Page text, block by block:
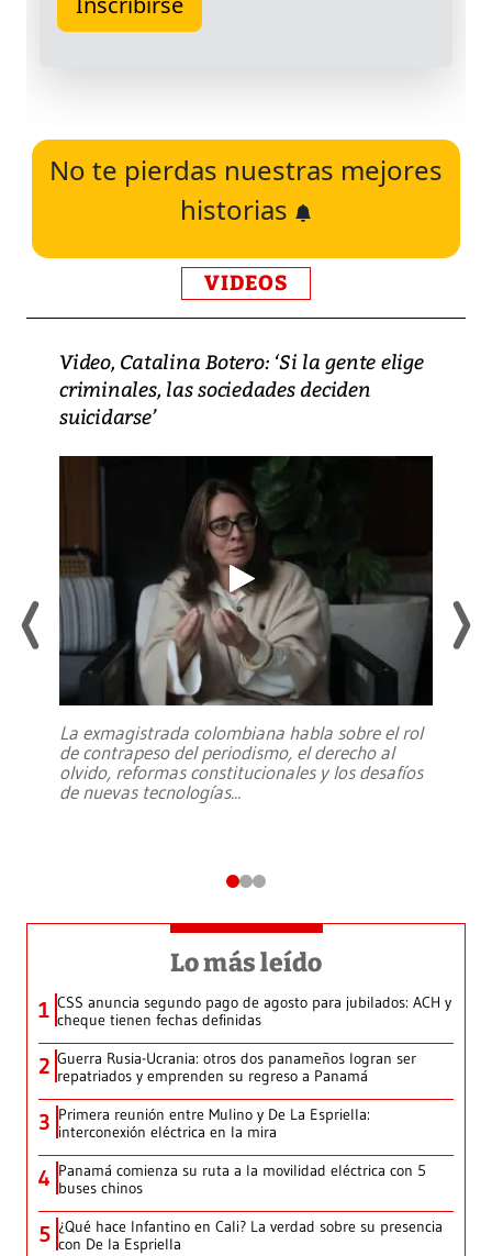
No te pierdas nuestras mejores
historias
VIDEOS
Video, Catalina Botero: ‘Si la gente elige
criminales, las sociedades deciden
suicidarse’
La exmagistrada colombiana habla sobre el rol
de contrapeso del periodismo, el derecho al
olvido, reformas constitucionales y los desafíos
de nuevas tecnologías...
Lo más leído
1 CSS anuncia segundo pago de agosto para jubilados: ACH y
cheque tienen fechas definidas
2 Guerra Rusia-Ucrania: otros dos panameños logran ser
repatriados y emprenden su regreso a Panamá
3 Primera reunión entre Mulino y De La Espriella:
interconexión eléctrica en la mira
4 Panamá comienza su ruta a la movilidad eléctrica con 5
buses chinos
5 ¿Qué hace Infantino en Cali? La verdad sobre su presencia
con De la Espriella